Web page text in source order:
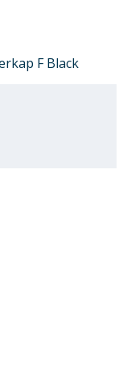
F Black